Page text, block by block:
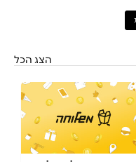
הצג הכל